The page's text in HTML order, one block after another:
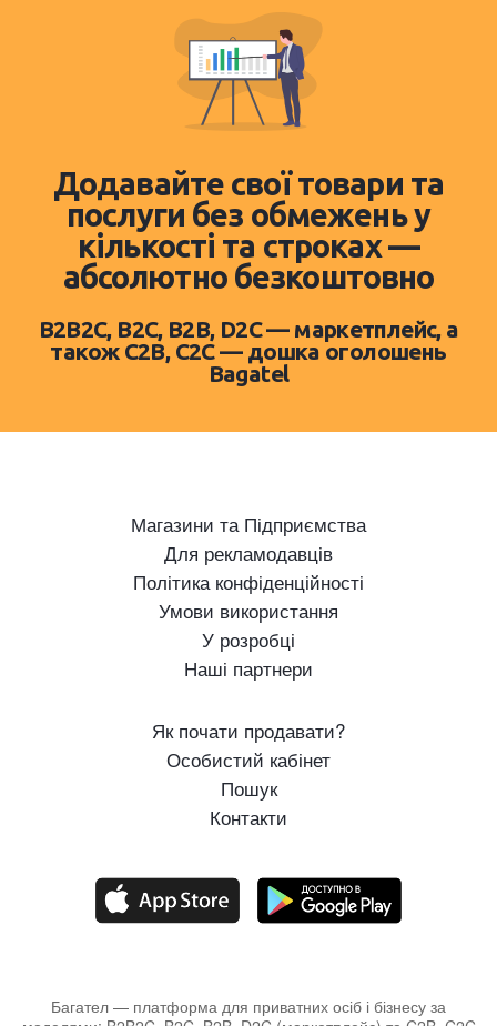
Додавайте свої товари та
послуги без обмежень у
кількості та строках —
абсолютно безкоштовно
B2B2C, B2C, B2B, D2C — маркетплейс, а
також C2B, C2C — дошка оголошень
Bagatel
Магазини та Підприємства
Для рекламодавців
Політика конфіденційності
Умови використання
У розробці
Наші партнери
Як почати продавати?
Особистий кабінет
Пошук
Контакти
Багател — платформа для приватних осіб і бізнесу за